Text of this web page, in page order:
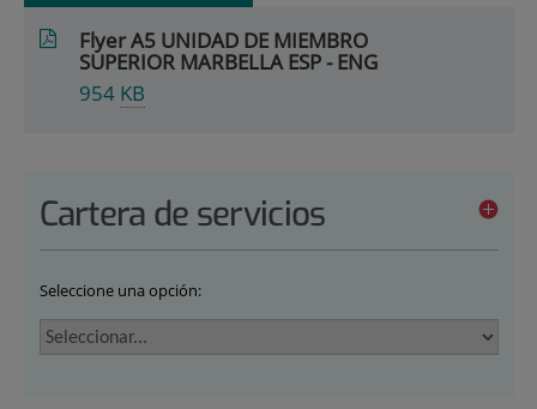
Flyer A5 UNIDAD DE MIEMBRO
SUPERIOR MARBELLA ESP - ENG
954 KB
Cartera de servicios
Seleccione una opción: